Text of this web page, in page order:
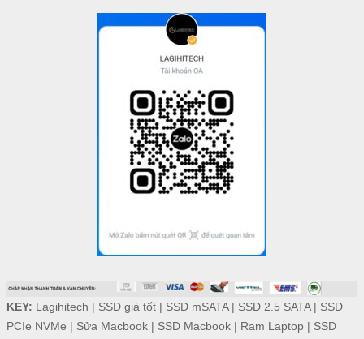
KEY: Lagihitech | SSD giá tốt| SSD mSATA| SSD 2.5 SATA| SSD
PCIe NVMe | Sửa Macbook| SSD Macbook| Ram Laptop| SSD